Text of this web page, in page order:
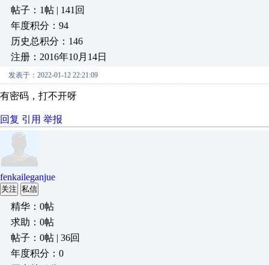
帖子：1帖 | 141回
年度积分：94
历史总积分：146
注册：2016年10月14日
发表于：2022-01-12 22:21:09
有密码，打不开呀
回复 引用 举报
fenkaileganjue
关注 私信
精华：0帖
求助：0帖
帖子：0帖 | 36回
年度积分：0